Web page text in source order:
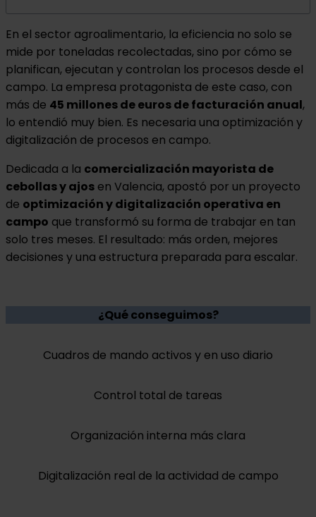
En el sector agroalimentario, la eficiencia no solo se
mide por toneladas recolectadas, sino por cómo se
planifican, ejecutan y controlan los procesos desde el
campo. La empresa protagonista de este caso, con
más de 45 millones de euros de facturación anual,
lo entendió muy bien. Es necesaria una optimización y
digitalización de procesos en campo.
Dedicada a la comercialización mayorista de
cebollas y ajos en Valencia, apostó por un proyecto
de optimización y digitalización operativa en
campo que transformó su forma de trabajar en tan
solo tres meses. El resultado: más orden, mejores
decisiones y una estructura preparada para escalar.
¿Qué conseguimos?
Cuadros de mando activos y en uso diario
Control total de tareas
Organización interna más clara
Digitalización real de la actividad de campo